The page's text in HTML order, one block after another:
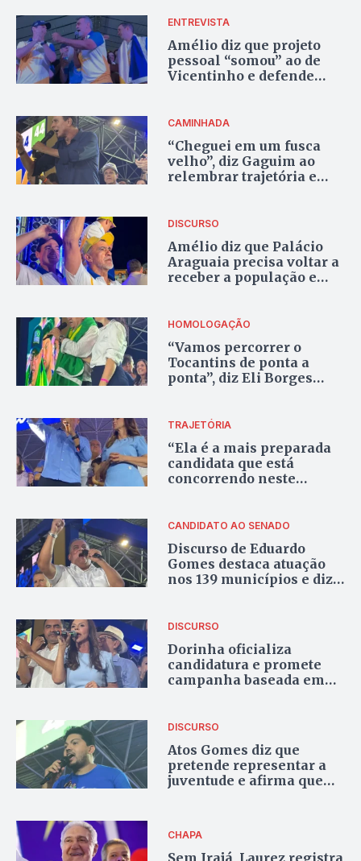
ENTREVISTA
Amélio diz que projeto
pessoal “somou” ao de
Vicentinho e defende
CAMINHADA
“Cheguei em um fusca
velho”, diz Gaguim ao
relembrar trajetória e
Tocantins
DISCURSO
Amélio diz que Palácio
Araguaia precisa voltar a
receber a população e
pessoas”
HOMOLOGAÇÃO
“Vamos percorrer o
Tocantins de ponta a
ponta”, diz Eli Borges
TRAJETÓRIA
“Ela é a mais preparada
candidata que está
concorrendo neste
declarar apoio a Dorinha
CANDIDATO AO SENADO
Discurso de Eduardo
Gomes destaca atuação
nos 139 municípios e diz
DISCURSO
Dorinha oficializa
candidatura e promete
campanha baseada em
DISCURSO
Atos Gomes diz que
pretende representar a
juventude e afirma que
CHAPA